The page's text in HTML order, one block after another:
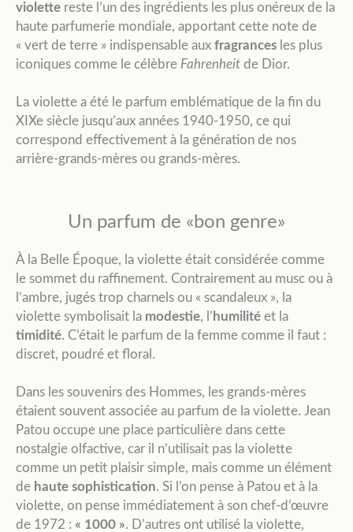
violette reste l’un des ingrédients les plus onéreux de la
haute parfumerie mondiale, apportant cette note de
« vert de terre » indispensable aux fragrances les plus
iconiques comme le célèbre Fahrenheit de Dior.
La violette a été le parfum emblématique de la fin du
XIXe siècle jusqu’aux années 1940-1950, ce qui
correspond effectivement à la génération de nos
arrière-grands-mères ou grands-mères.
Un parfum de «bon genre»
À la Belle Époque, la violette était considérée comme
le sommet du raffinement. Contrairement au musc ou à
l’ambre, jugés trop charnels ou « scandaleux », la
violette symbolisait la modestie, l’ humilité et la
timidité. C’était le parfum de la femme comme il faut :
discret, poudré et floral.
Dans les souvenirs des Hommes, les grands-mères
étaient souvent associée au parfum de la violette. Jean
Patou occupe une place particulière dans cette
nostalgie olfactive, car il n’utilisait pas la violette
comme un petit plaisir simple, mais comme un élément
de haute sophistication. Si l’on pense à Patou et à la
violette, on pense immédiatement à son chef-d’œuvre
de 1972 : « 1000 ». D’autres ont utilisé la violette,